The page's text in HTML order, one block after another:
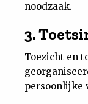
noodzaak.
3.
Toezicht en
persoonlijke